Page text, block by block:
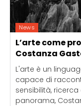
News
L’arte come
Costanza
L'arte è un
capace di
sensibilità,
panorama,